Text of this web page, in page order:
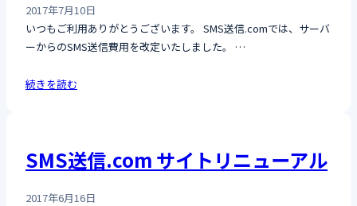
2017年7月10日
いつもご利用ありがとうございます。 SMS送信.comでは、サーバ
ーからのSMS送信費用を改定いたしました。 …
続きを読む
SMS送信.com サイトリニューアル
2017年6月16日